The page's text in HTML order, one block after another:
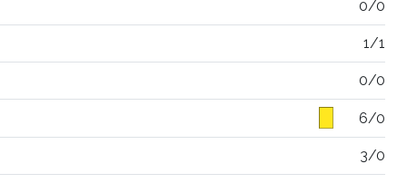
0/0
1/1
0/0
6/0
3/0